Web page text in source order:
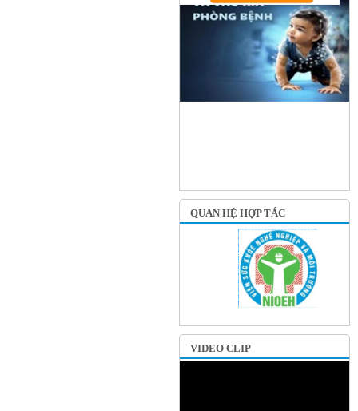
QUAN HỆ HỢP TÁC
VIDEO CLIP